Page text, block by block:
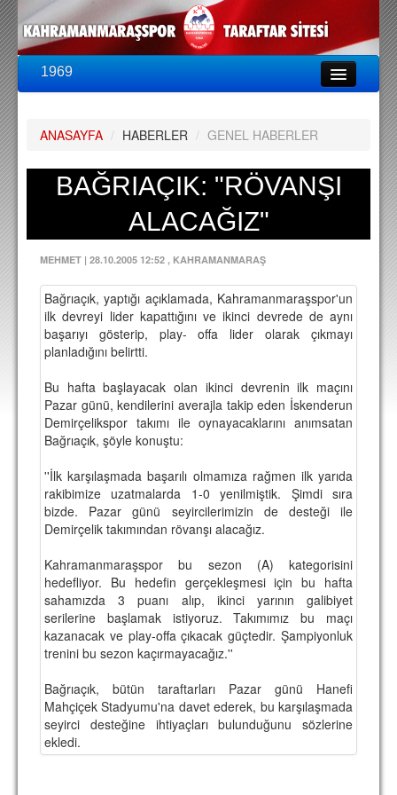
1969
PUAN DURUMU
FİKSTÜR
A TAKIM KADROSU
TEKNİK KADRO
TRANSFERLER
TARAFTAR
DEPLASMAN
LİSANSLI ÜRÜNLER
MULTİMEDYA
FOTOĞRAF & VİDEOLAR
MARŞ & TEZAHÜRATLAR
KULÜP
AMBLEM
SPOR TESİSLERİ
PERSONEL
SPONSORLAR
ANASAYFA / HABERLER / GENEL HABERLER
BAĞRIAÇIK: "RÖVANŞI
ALACAĞIZ"
MEHMET | 28.10.2005 12:52 , KAHRAMANMARAŞ
Bağrıaçık, yaptığı açıklamada, Kahramanmaraşspor'un
ilk devreyi lider kapattığını ve ikinci devrede de aynı
başarıyı gösterip, play- offa lider olarak çıkmayı
planladığını belirtti.
Bu hafta başlayacak olan ikinci devrenin ilk maçını
Pazar günü, kendilerini averajla takip eden İskenderun
Demirçelikspor takımı ile oynayacaklarını anımsatan
Bağrıaçık, şöyle konuştu:
''İlk karşılaşmada başarılı olmamıza rağmen ilk yarıda
rakibimize uzatmalarda 1-0 yenilmiştik. Şimdi sıra
bizde. Pazar günü seyircilerimizin de desteği ile
Demirçelik takımından rövanşı alacağız.
Kahramanmaraşspor bu sezon (A) kategorisini
hedefliyor. Bu hedefin gerçekleşmesi için bu hafta
sahamızda 3 puanı alıp, ikinci yarının galibiyet
serilerine başlamak istiyoruz. Takımımız bu maçı
kazanacak ve play-offa çıkacak güçtedir. Şampiyonluk
trenini bu sezon kaçırmayacağız.''
Bağrıaçık, bütün taraftarları Pazar günü Hanefi
Mahçiçek Stadyumu'na davet ederek, bu karşılaşmada
seyirci desteğine ihtiyaçları bulunduğunu sözlerine
ekledi.